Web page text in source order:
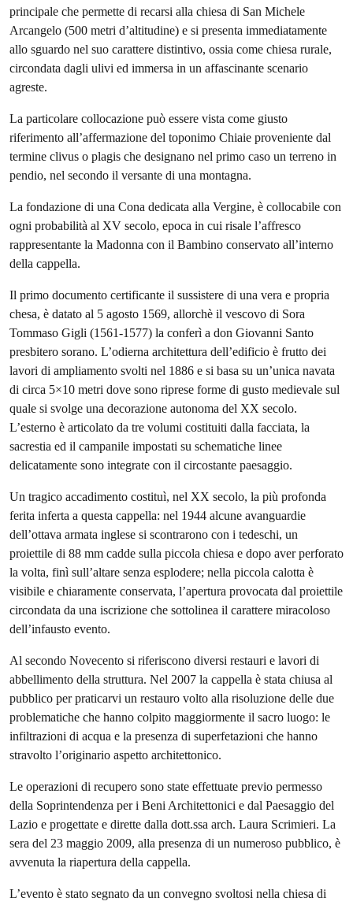
principale che permette di recarsi alla chiesa di San Michele
Arcangelo (500 metri d’altitudine) e si presenta immediatamente
allo sguardo nel suo carattere distintivo, ossia come chiesa rurale,
circondata dagli ulivi ed immersa in un affascinante scenario
agreste.
La particolare collocazione può essere vista come giusto
riferimento all’affermazione del toponimo Chiaie proveniente dal
termine clivus o plagis che designano nel primo caso un terreno in
pendio, nel secondo il versante di una montagna.
La fondazione di una Cona dedicata alla Vergine, è collocabile con
ogni probabilità al XV secolo, epoca in cui risale l’affresco
rappresentante la Madonna con il Bambino conservato all’interno
della cappella.
Il primo documento certificante il sussistere di una vera e propria
chesa, è datato al 5 agosto 1569, allorchè il vescovo di Sora
Tommaso Gigli (1561-1577) la conferì a don Giovanni Santo
presbitero sorano. L’odierna architettura dell’edificio è frutto dei
lavori di ampliamento svolti nel 1886 e si basa su un’unica navata
di circa 5×10 metri dove sono riprese forme di gusto medievale sul
quale si svolge una decorazione autonoma del XX secolo.
L’esterno è articolato da tre volumi costituiti dalla facciata, la
sacrestia ed il campanile impostati su schematiche linee
delicatamente sono integrate con il circostante paesaggio.
Un tragico accadimento costituì, nel XX secolo, la più profonda
ferita inferta a questa cappella: nel 1944 alcune avanguardie
dell’ottava armata inglese si scontrarono con i tedeschi, un
proiettile di 88 mm cadde sulla piccola chiesa e dopo aver perforato
la volta, finì sull’altare senza esplodere; nella piccola calotta è
visibile e chiaramente conservata, l’apertura provocata dal proiettile
circondata da una iscrizione che sottolinea il carattere miracoloso
dell’infausto evento.
Al secondo Novecento si riferiscono diversi restauri e lavori di
abbellimento della struttura. Nel 2007 la cappella è stata chiusa al
pubblico per praticarvi un restauro volto alla risoluzione delle due
problematiche che hanno colpito maggiormente il sacro luogo: le
infiltrazioni di acqua e la presenza di superfetazioni che hanno
stravolto l’originario aspetto architettonico.
Le operazioni di recupero sono state effettuate previo permesso
della Soprintendenza per i Beni Architettonici e dal Paesaggio del
Lazio e progettate e dirette dalla dott.ssa arch. Laura Scrimieri. La
sera del 23 maggio 2009, alla presenza di un numeroso pubblico, è
avvenuta la riapertura della cappella.
L’evento è stato segnato da un convegno svoltosi nella chiesa di